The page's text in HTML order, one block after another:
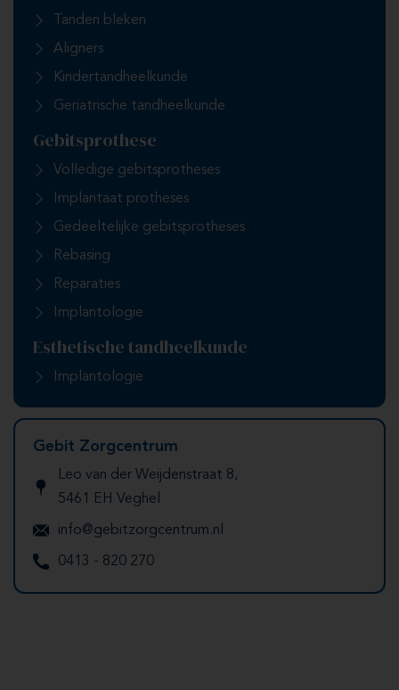
Tanden bleken
Aligners
Kindertandheelkunde
Geriatrische tandheelkunde
Gebitsprothese
Volledige gebitsprotheses
Implantaat protheses
Gedeeltelijke gebitsprotheses
Rebasing
Reparaties
Implantologie
Esthetische tandheelkunde
Implantologie
Gebit Zorgcentrum
Leo van der Weijdenstraat 8,
5461 EH Veghel
info@gebitzorgcentrum.nl
0413 - 820 270